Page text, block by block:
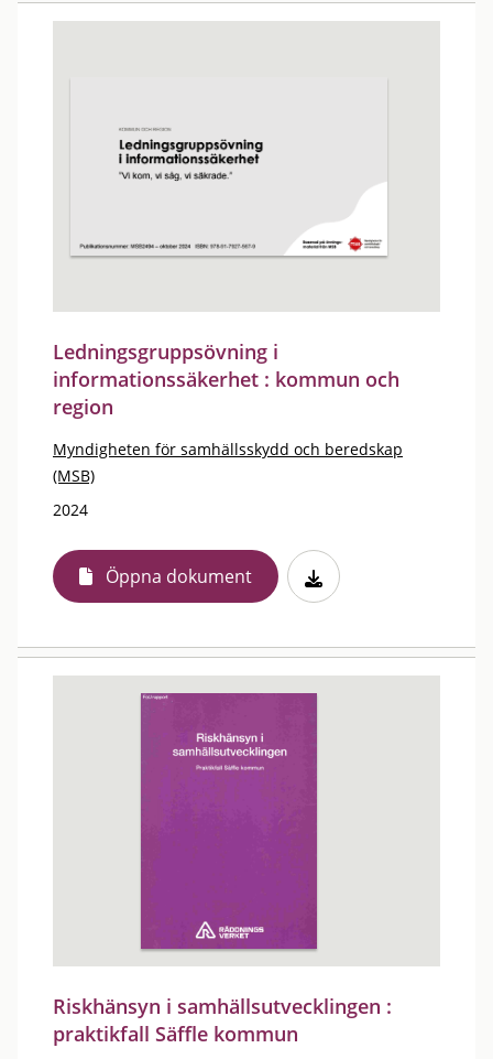
Ledningsgruppsövning i
informationssäkerhet : kommun och
region
Myndigheten för samhällsskydd och beredskap
(MSB)
2024
Öppna dokument
Riskhänsyn i samhällsutvecklingen :
praktikfall Säffle kommun